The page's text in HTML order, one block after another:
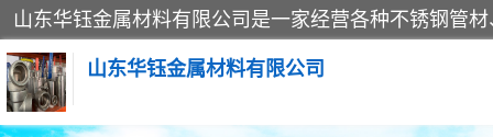
山东华钰金属材料有限公司